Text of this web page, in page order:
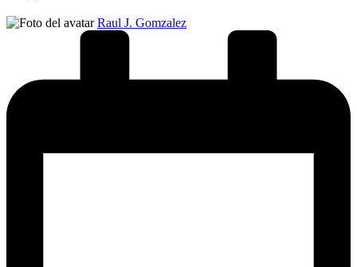
Publicado
Raul J. Gomzalez